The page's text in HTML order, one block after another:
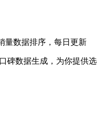
量数据排序，每日更新
碑数据生成，为你提供选